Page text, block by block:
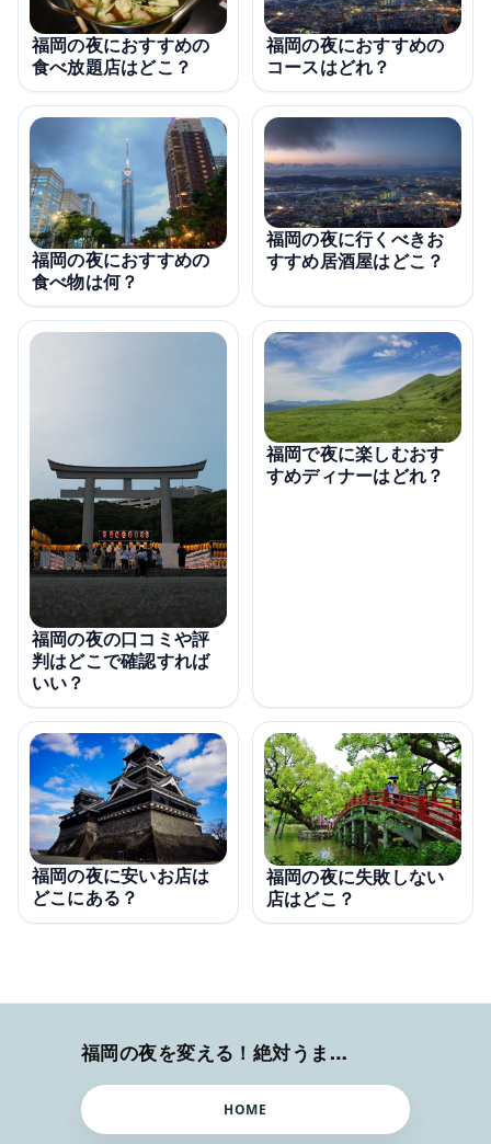
福岡の夜におすすめの
食べ放題店はどこ？
福岡の夜におすすめの
コースはどれ？
福岡の夜におすすめの
食べ物は何？
福岡の夜に行くべきお
すすめ居酒屋はどこ？
福岡の夜の口コミや評
判はどこで確認すれば
いい？
福岡で夜に楽しむおす
すめディナーはどれ？
福岡の夜に安いお店は
どこにある？
福岡の夜に失敗しない
店はどこ？
福岡の夜を変える！絶対うまい店
HOME